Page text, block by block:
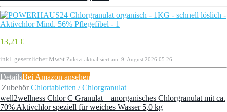
13,21 €
inkl. gesetzlicher MwSt. Zuletzt aktualisiert am: 9. August 2026 05:26
DetailsBei Amazon ansehen
Zubehör Chlortabletten / Chlorgranulat
well2wellness Chlor C Granulat – anorganisches Chlorgranulat mit ca.
70% Aktivchlor speziell für weiches Wasser 5,0 kg